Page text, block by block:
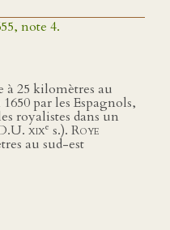
note 4.
à 25 kilomètres au
par les Espagnols,
royalistes dans un
xixe s.). Roye
au sud-est